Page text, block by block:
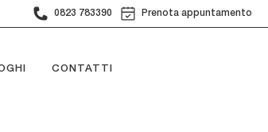
0823 783390 Prenota appuntamento
CONTATTI